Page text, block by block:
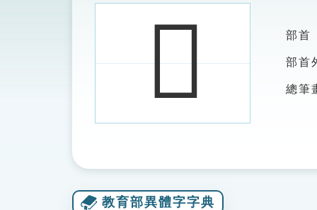
圖
𥷮 部首
部首
總筆
教育部異體字字典